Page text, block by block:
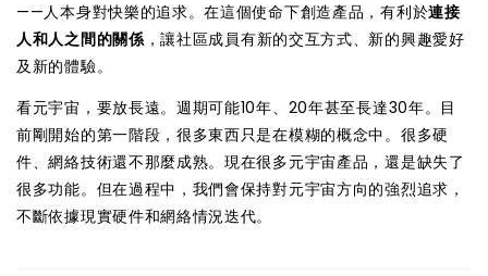
——人本身對快樂的追求。在這個使命下創造產品，有利於連接
人和人之間的關係，讓社區成員有新的交互方式、新的興趣愛好
及新的體驗。
看元宇宙，要放長遠。週期可能10年、20年甚至長達30年。目
前剛開始的第一階段，很多東西只是在模糊的概念中。很多硬
件、網絡技術還不那麼成熟。現在很多元宇宙產品，還是缺失了
很多功能。但在過程中，我們會保持對元宇宙方向的強烈追求，
不斷依據現實硬件和網絡情況迭代。